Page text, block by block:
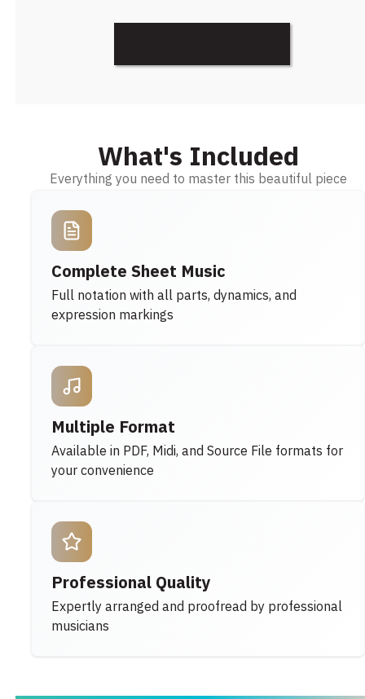
What's Included
Everything you need to master this beautiful piece
Complete Sheet Music
Full notation with all parts, dynamics, and
expression markings
Multiple Format
Available in PDF, Midi, and Source File formats for
your convenience
Professional Quality
Expertly arranged and proofread by professional
musicians